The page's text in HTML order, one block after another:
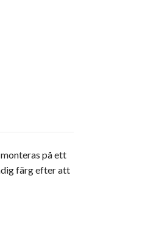
på ett
färg efter att